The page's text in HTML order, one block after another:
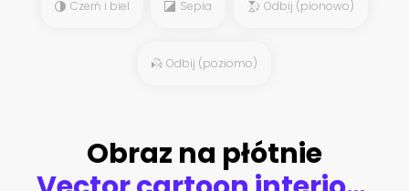
Czerń i biel Sepia Odbij (pionowo)
Odbij (poziomo)
Obraz na płótnie